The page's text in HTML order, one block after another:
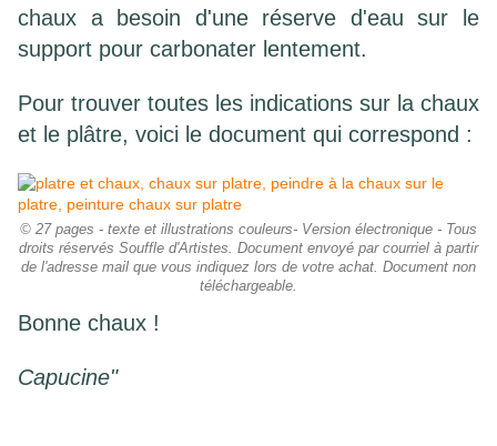
chaux a besoin d'une réserve d'eau sur le
support pour carbonater lentement.
Pour trouver toutes les indications sur la chaux
et le plâtre, voici le document qui correspond :
© 27 pages - texte et illustrations couleurs- Version électronique - Tous
droits réservés Souffle d'Artistes. Document envoyé par courriel à partir
de l'adresse mail que vous indiquez lors de votre achat. Document non
téléchargeable.
Bonne chaux !
Capucine"